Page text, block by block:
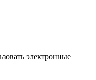
электронные